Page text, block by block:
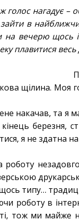
голос нагадує
в
вечерю щось
плавитися
щілина. Моя
накачав, та я
березня,
я не здатна
типу…
роботу в
тож ми